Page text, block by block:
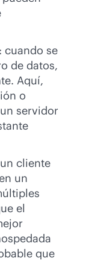
: cuando se
de datos,
Aquí,
o
servidor
cliente
un
el
que